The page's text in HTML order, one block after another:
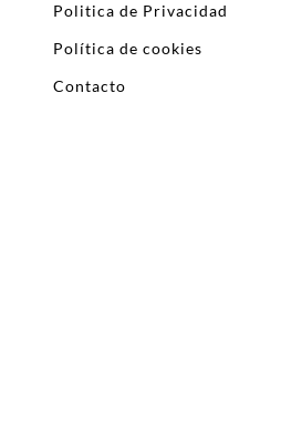
Politica de Privacidad
Política de cookies
Contacto